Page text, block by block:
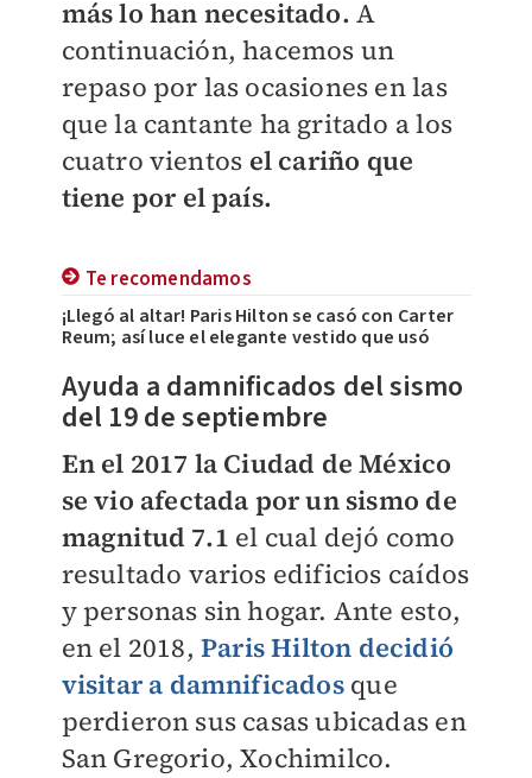
más lo han necesitado. A
continuación, hacemos un
repaso por las ocasiones en las
que la cantante ha gritado a los
cuatro vientos el cariño que
tiene por el país.
Te recomendamos
¡Llegó al altar! Paris Hilton se casó con Carter
Reum; así luce el elegante vestido que usó
Ayuda a damnificados del sismo
del 19 de septiembre
En el 2017 la Ciudad de México
se vio afectada por un sismo de
magnitud 7.1 el cual dejó como
resultado varios edificios caídos
y personas sin hogar. Ante esto,
en el 2018, Paris Hilton decidió
visitar a damnificadosque
perdieron sus casas ubicadas en
San Gregorio, Xochimilco.